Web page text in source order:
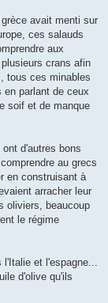
avait menti sur
ces salauds
aux
crans afin
tous ces minables
parlant de ceux
soif et de manque
d'autres bons
au grecs
en construisant à
arracher leur
oliviers, beaucoup
le régime
l'Italie et l'espagne...
d'olive qu'ils